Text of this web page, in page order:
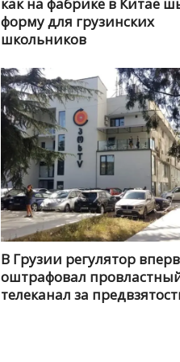
форму для грузинских
школьников
В Грузии регулятор
оштрафовал
телеканал за